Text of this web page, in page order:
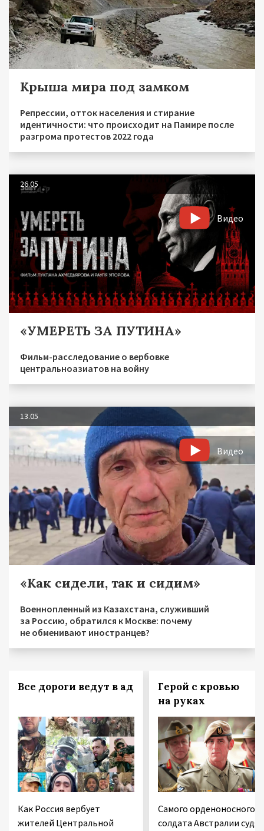
Крыша мира под замком
Репрессии, отток населения и стирание
идентичности: что происходит на Памире после
разгрома протестов 2022 года
26.05
Видео
«УМЕРЕТЬ ЗА ПУТИНА»
Фильм-расследование о вербовке
центральноазиатов на войну
13.05
Видео
«Как сидели, так и сидим»
Военнопленный из Казахстана, служивший
за Россию, обратился к Москве: почему
не обменивают иностранцев?
Все дороги ведут в ад
Как Россия вербует
жителей Центральной
Герой с кровью
на руках
Самого орденоносного
солдата Австралии судят